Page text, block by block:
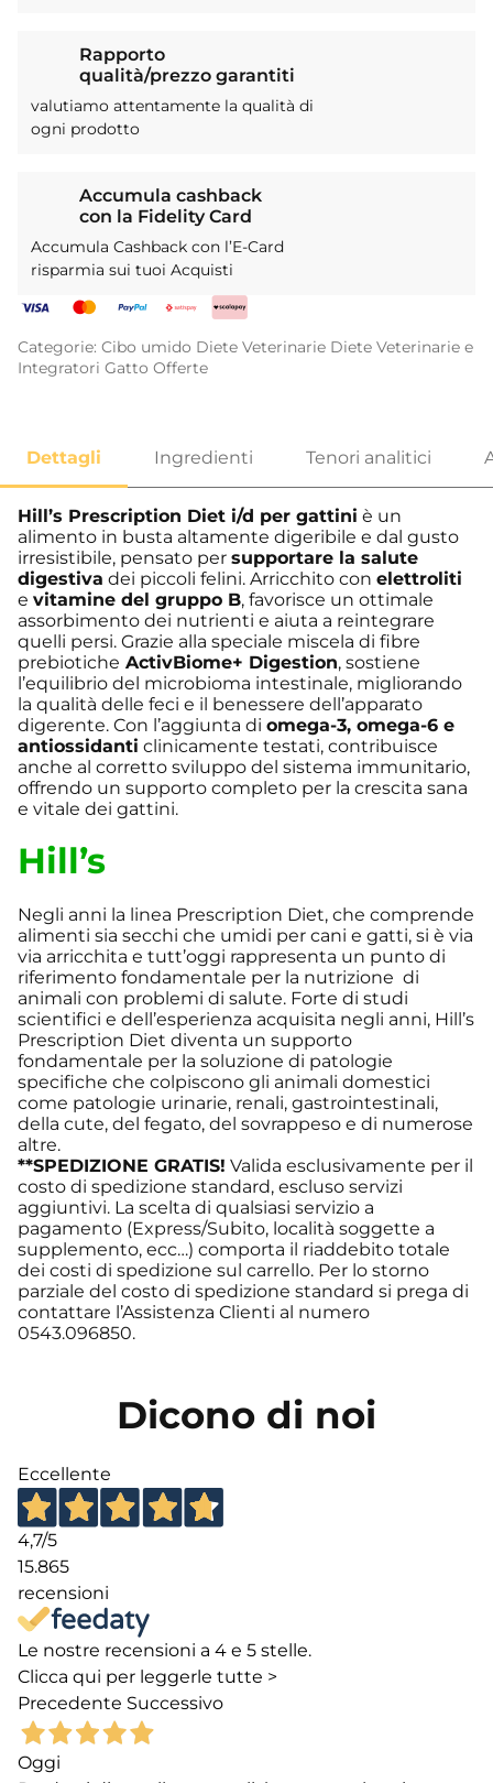
Rapporto
qualità/prezzo garantiti
valutiamo attentamente la qualità di
ogni prodotto
Accumula cashback
con la Fidelity Card
Accumula Cashback con l’E-Card
risparmia sui tuoi Acquisti
Categorie: Cibo umido Diete Veterinarie Diete Veterinarie e
Integratori Gatto Offerte
Hill’s Prescription Diet i/d per gattini è un
alimento in busta altamente digeribile e dal gusto
irresistibile, pensato per supportare la salute
digestiva dei piccoli felini. Arricchito con elettroliti
e vitamine del gruppo B, favorisce un ottimale
assorbimento dei nutrienti e aiuta a reintegrare
quelli persi. Grazie alla speciale miscela di fibre
prebiotiche ActivBiome+ Digestion, sostiene
l’equilibrio del microbioma intestinale, migliorando
la qualità delle feci e il benessere dell’apparato
digerente. Con l’aggiunta di omega-3, omega-6 e
antiossidanti clinicamente testati, contribuisce
anche al corretto sviluppo del sistema immunitario,
offrendo un supporto completo per la crescita sana
e vitale dei gattini.
Hill’s
Negli anni la linea Prescription Diet, che comprende
alimenti sia secchi che umidi per cani e gatti, si è via
via arricchita e tutt’oggi rappresenta un punto di
riferimento fondamentale per la nutrizione di
animali con problemi di salute. Forte di studi
scientifici e dell’esperienza acquisita negli anni, Hill’s
Prescription Diet diventa un supporto
fondamentale per la soluzione di patologie
specifiche che colpiscono gli animali domestici
come patologie urinarie, renali, gastrointestinali,
della cute, del fegato, del sovrappeso e di numerose
altre.
**SPEDIZIONE GRATIS! Valida esclusivamente per il
costo di spedizione standard, escluso servizi
aggiuntivi. La scelta di qualsiasi servizio a
pagamento (Express/Subito, località soggette a
supplemento, ecc…) comporta il riaddebito totale
dei costi di spedizione sul carrello. Per lo storno
parziale del costo di spedizione standard si prega di
contattare l’Assistenza Clienti al numero
0543.096850.
Dicono di noi
Eccellente
4,7/5
15.865
recensioni
Le nostre recensioni a 4 e 5 stelle.
Clicca qui per leggerle tutte >
Precedente Successivo
Oggi